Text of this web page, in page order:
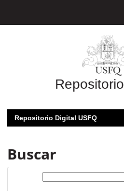
Repositorio
Repositorio Digital USFQ
Buscar